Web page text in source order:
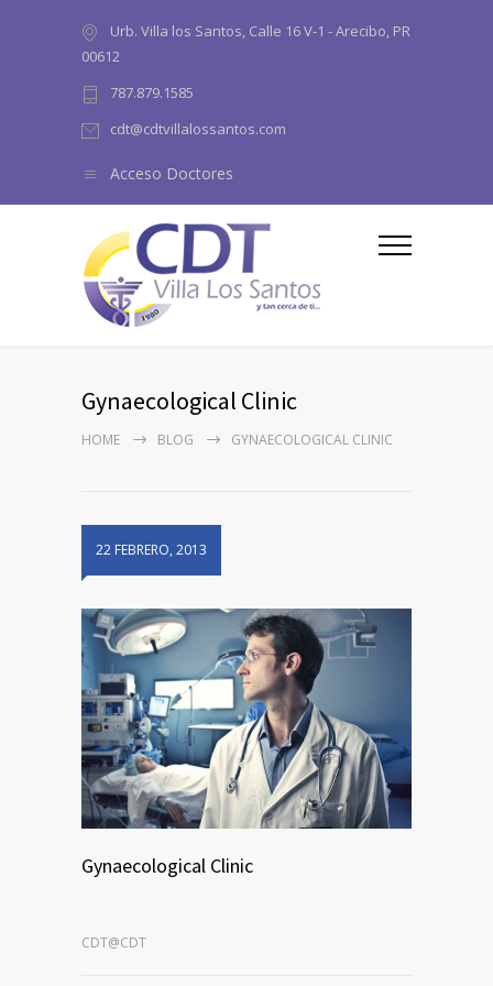
Urb. Villa los Santos, Calle 16 V-1 - Arecibo, PR
00612
787.879.1585
cdt@cdtvillalossantos.com
Acceso Doctores
Gynaecological Clinic
HOME BLOG GYNAECOLOGICAL CLINIC
22 FEBRERO, 2013
Gynaecological Clinic
CDT@CDT